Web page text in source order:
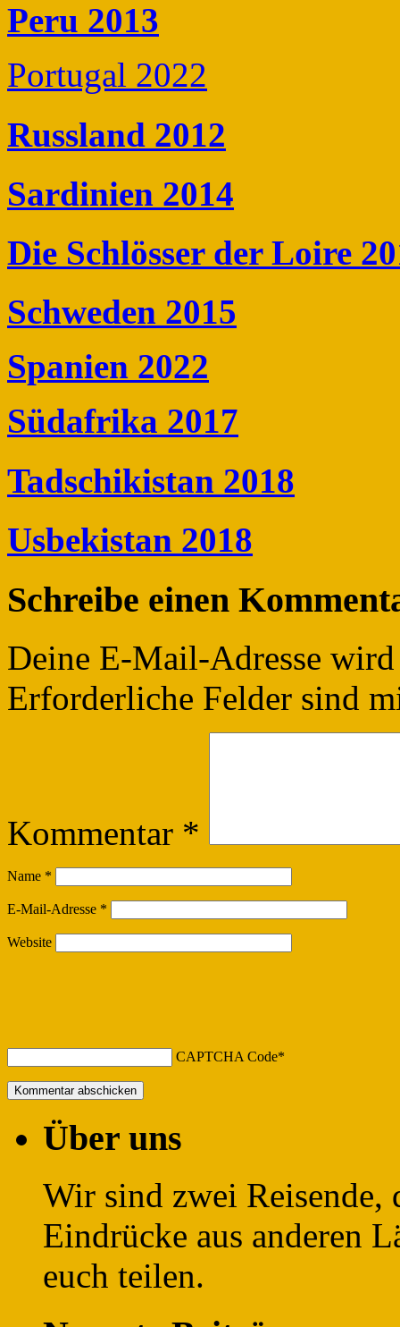
Peru 2013
Portugal 2022
Russland 2012
Sardinien 2014
Die Schlösser der Loire
Schweden 2015
Spanien 2022
Südafrika 2017
Tadschikistan 2018
Usbekistan 2018
Schreibe einen
Deine E-Mail-Adresse
Erforderliche Felder sind
Kommentar *
Name *
E-Mail-Adresse *
Website
CAPTCHA Code*
Über uns
Wir sind zwei Reisende,
Eindrücke aus anderen
euch teilen.